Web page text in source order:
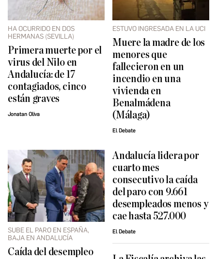
HA OCURRIDO EN DOS
HERMANAS (SEVILLA)
Primera muerte por el
virus del Nilo en
Andalucía: de 17
contagiados, cinco
están graves
Jonatan Oliva
ESTUVO INGRESADA EN LA UCI
Muere la madre de los
menores que
fallecieron en un
incendio en una
vivienda en
Benalmádena
(Málaga)
El Debate
SUBE EL PARO EN ESPAÑA,
BAJA EN ANDALUCÍA
Caída del desempleo
Andalucía lidera por
cuarto mes
consecutivo la caída
del paro con 9.661
desempleados menos y
cae hasta 527.000
El Debate